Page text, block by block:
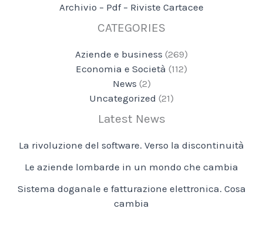
Archivio – Pdf – Riviste Cartacee
CATEGORIES
Aziende e business (269)
Economia e Società (112)
News (2)
Uncategorized (21)
Latest News
La rivoluzione del software. Verso la discontinuità
Le aziende lombarde in un mondo che cambia
Sistema doganale e fatturazione elettronica. Cosa
cambia